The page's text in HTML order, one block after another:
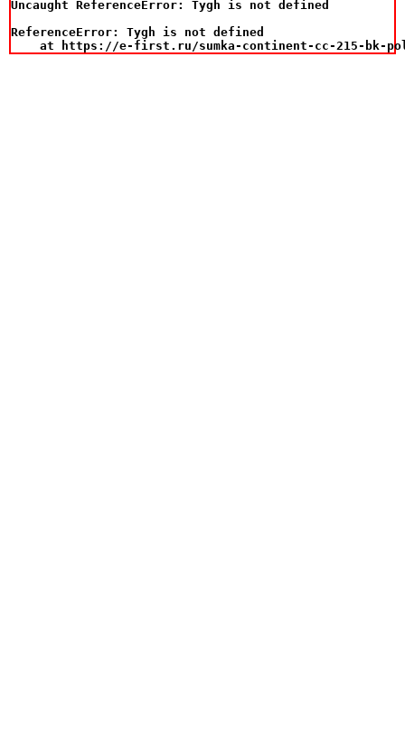
Uncaught ReferenceError: Tygh is not defined
ReferenceError: Tygh is not defined
at https://e-first.ru/sumka-continent-cc-215-bk-